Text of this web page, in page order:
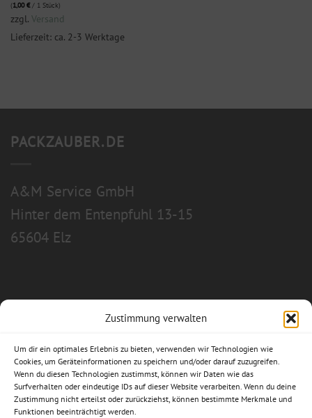
Zustimmung verwalten
Um dir ein optimales Erlebnis zu bieten, verwenden wir Technologien wie
Cookies, um Geräteinformationen zu speichern und/oder darauf zuzugreifen.
Wenn du diesen Technologien zustimmst, können wir Daten wie das
Surfverhalten oder eindeutige IDs auf dieser Website verarbeiten. Wenn du deine
Zustimmung nicht erteilst oder zurückziehst, können bestimmte Merkmale und
Funktionen beeinträchtigt werden.
(1,00€/ 1 Stück)
zzgl. Versand
Lieferzeit: ca. 2-3 Werktage
PACKZAUBER.DE
A&M Service GmbH
Hinter dem Entenpfuhl 13-15
65604 Elz
Allgemeine Geschäftsbedingungen
Impressum
Datenschutzerklärung